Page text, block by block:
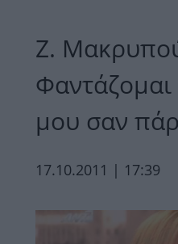
Z.
μου σαν
17.10.2011 | 17:39